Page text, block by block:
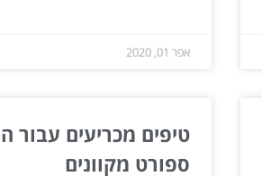
אפר 01, 2020
טיפים מכריעים עבור
ספורט מקוונים